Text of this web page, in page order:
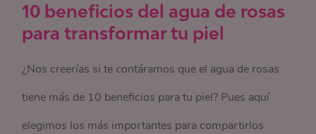
10 beneficios del agua de rosas
para transformar tu piel
¿Nos creerías si te contáramos que el agua de rosas
tiene más de 10 beneficios para tu piel? Pues aquí
elegimos los más importantes para compartirlos